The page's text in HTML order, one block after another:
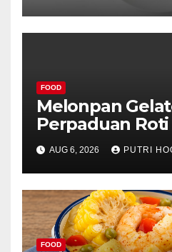
FOOD
Melonpan
Perpaduan
Es Krim Lembut
Menggoda
AUG 6, 2026 PUTRI
FOOD